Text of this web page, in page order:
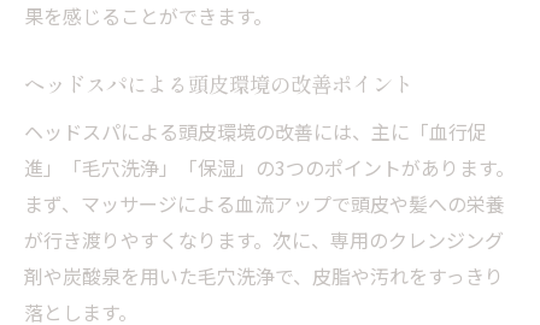
果を感じることができます。
ヘッドスパによる頭皮環境の改善ポイント
ヘッドスパによる頭皮環境の改善には、主に「血行促
進」「毛穴洗浄」「保湿」の3つのポイントがあります。
まず、マッサージによる血流アップで頭皮や髪への栄養
が行き渡りやすくなります。次に、専用のクレンジング
剤や炭酸泉を用いた毛穴洗浄で、皮脂や汚れをすっきり
落とします。